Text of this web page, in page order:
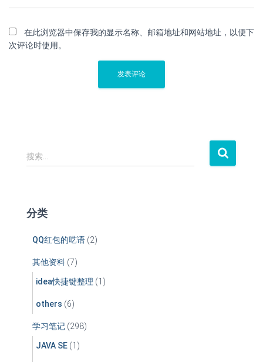
在此浏览器中保存我的显示名称、邮箱地址和网站地址，以便下
次评论时使用。
搜
索
搜索…
分类
QQ红包的呓语 (2)
其他资料 (7)
idea快捷键整理 (1)
others (6)
学习笔记 (298)
JAVA SE (1)